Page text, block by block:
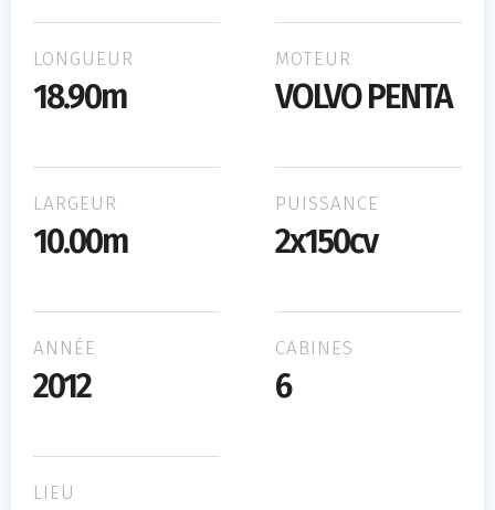
LONGUEUR
18.90m
MOTEUR
VOLVO PENTA
LARGEUR
10.00m
PUISSANCE
2x150cv
ANNÉE
2012
CABINES
6
LIEU